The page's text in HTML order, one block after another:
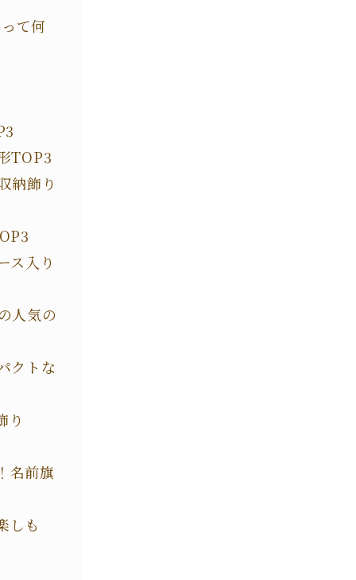
て何
TOP3
納飾り
ス入り
人気の
クトな
り
名前旗
しも